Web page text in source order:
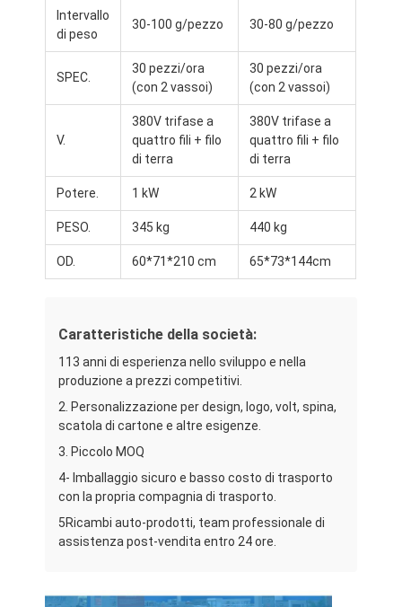
Prodotti
Chi Siamo
Visita alla fabbrica
Controllo della qualità
Contattaci
Notizie
Intervallo
di peso
30-100 g/pezzo 30-80 g/pezzo
SPEC.
30 pezzi/ora
(con 2 vassoi)
30 pezzi/ora
(con 2 vassoi)
V.
380V trifase a
quattro fili + filo
di terra
380V trifase a
quattro fili + filo
di terra
Potere. 1 kW 2 kW
PESO. 345 kg 440 kg
OD. 60*71*210 cm 65*73*144cm
Caratteristiche della società:
113 anni di esperienza nello sviluppo e nella
produzione a prezzi competitivi.
2. Personalizzazione per design, logo, volt, spina,
scatola di cartone e altre esigenze.
3. Piccolo MOQ
4- Imballaggio sicuro e basso costo di trasporto
con la propria compagnia di trasporto.
5Ricambi auto-prodotti, team professionale di
assistenza post-vendita entro 24 ore.